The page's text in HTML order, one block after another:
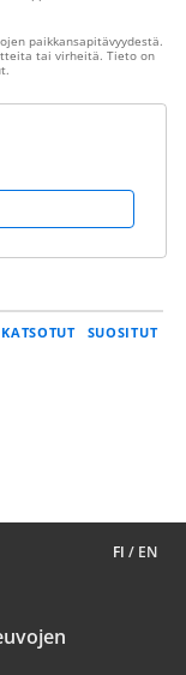
paikkansapitävyydestä.
tai virheitä. Tieto on
SUOSITUT
FI / EN